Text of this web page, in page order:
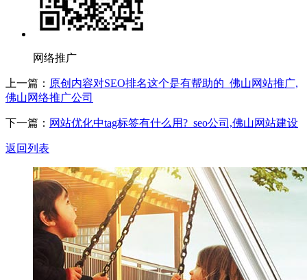
网络推广
上一篇： 原创内容对SEO排名这个是有帮助的_佛山网站推广,
佛山网络推广公司
下一篇： 网站优化中tag标签有什么用?_seo公司,佛山网站建设
返回列表